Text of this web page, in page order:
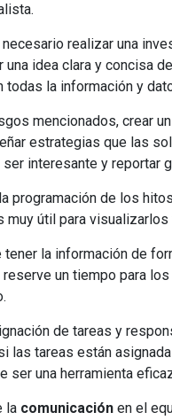
necesario realizar una
idea clara y concisa
todas la información y
mencionados, crear
estrategias que las
interesante y reportar
programación de los
muy útil para visualizarlos
la información de
un tiempo para
de tareas y
las tareas están
ser una herramienta
la comunicación en el